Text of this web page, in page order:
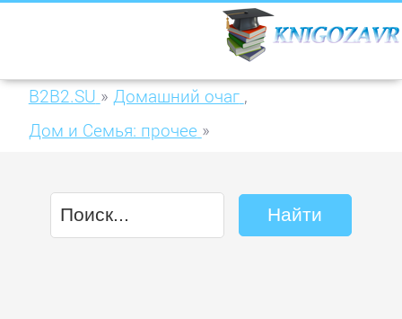
B2B2.SU » Домашний очаг ,
Дом и Семья: прочее »